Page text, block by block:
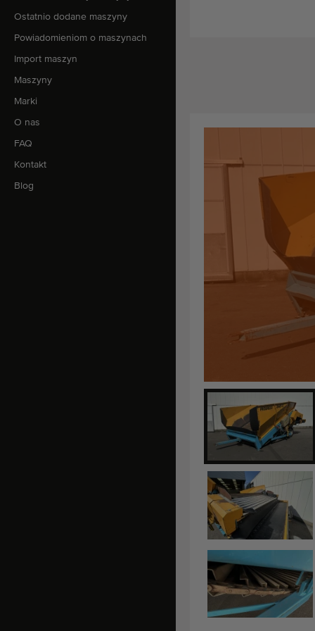
Ostatnio dodane maszyny
Powiadomieniom o maszynach
Import maszyn
Maszyny
Marki
O nas
FAQ
Kontakt
Blog